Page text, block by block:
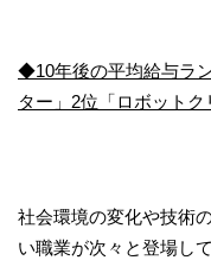
◆10年後の平均給与ラ
ター」2位「ロボットク
社会環境の変化や技術
い職業が次々と登場して